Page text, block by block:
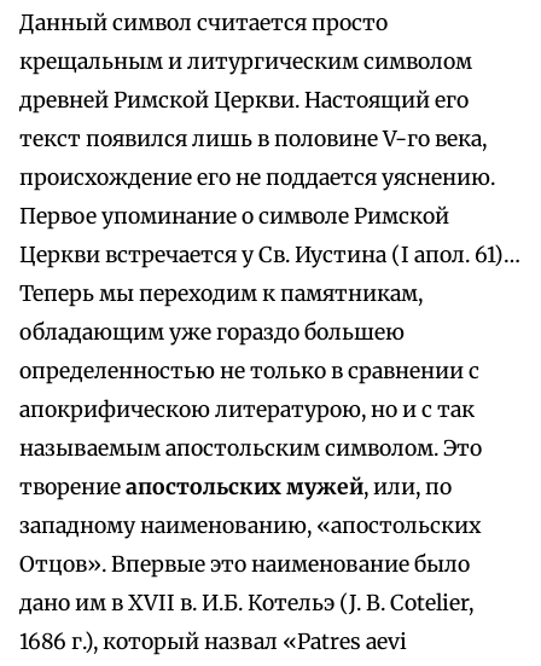
Данный символ считается просто
крещальным и литургическим символом
древней Римской Церкви. Настоящий его
текст появился лишь в половине V-го века,
происхождение его не поддается уяснению.
Первое упоминание о символе Римской
Церкви встречается у Св. Иустина (I апол. 61)…
Теперь мы переходим к памятникам,
обладающим уже гораздо большею
определенностью не только в сравнении с
апокрифическою литературою, но и с так
называемым апостольским символом. Это
творениеапостольских мужей, или, по
западному наименованию, «апостольских
Отцов». Впервые это наименование было
дано им в XVII в. И.Б. Котельэ (J. B. Cotelier,
1686 г.), который назвал «Patres aevi